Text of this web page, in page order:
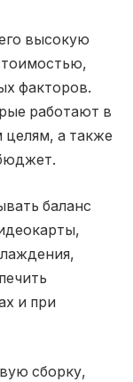
высокую
факторов.
работают в
а также
баланс
и при
сборку,